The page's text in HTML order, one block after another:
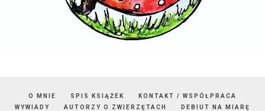
O MNIE SPIS KSIĄŻEK
KONTAKT / WSPÓŁPRACA
WYWIADY
AUTORZY O ZWIERZĘTACH
DEBIUT NA MIARĘ